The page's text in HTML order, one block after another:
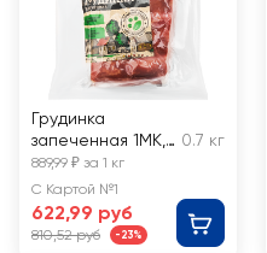
Грудинка
запеченная 1МК,
весовая
0.7 кг
889,99 ₽ за 1 кг
С Картой №1
622,99 руб
810,52 руб -23%